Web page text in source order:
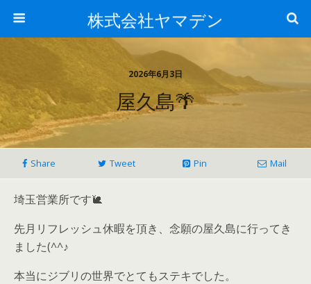
株式会社ヤマデン
2026年6月3日
屋久島🌴
Share Tweet Pin Mail
埼玉営業所です🐌
先月リフレッシュ休暇を頂き、念願の屋久島に行ってき
ました(^^♪
本当にジブリの世界でとてもステキでした。